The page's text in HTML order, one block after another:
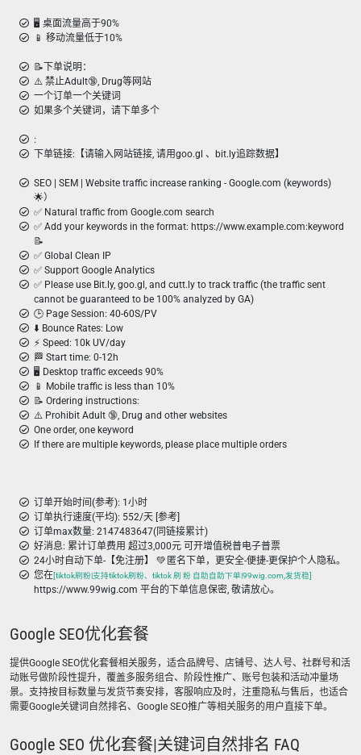
🖥️ 桌面流量高于90%
📱 移动流量低于10%
📝下单说明：
⚠️ 禁止Adult🔞, Drug等网站
一个订单一个关键词
如果多个关键词，请下单多个
:
下单链接:【请输入网站链接, 请用goo.gl 、bit.ly追踪数据】
SEO | SEM | Website traffic increase ranking - Google.com (keywords)
🌟）
✅ Natural traffic from Google.com search
✅ Add your keywords in the format: https://www.example.com:keyword
📝
✅ Global Clean IP
✅ Support Google Analytics
✅ Please use Bit.ly, goo.gl, and cutt.ly to track traffic (the traffic sent
cannot be guaranteed to be 100% analyzed by GA)
🕒 Page Session: 40-60S/PV
⬇️ Bounce Rates: Low
⚡ Speed: 10k UV/day
🏁 Start time: 0-12h
🖥️ Desktop traffic exceeds 90%
📱 Mobile traffic is less than 10%
📝 Ordering instructions:
⚠️ Prohibit Adult 🔞, Drug and other websites
One order, one keyword
If there are multiple keywords, please place multiple orders
订单开始时间(参考): 1小时
订单执行速度(平均): 552/天 [参考]
订单max数量: 2147483647(同链接累计)
好消息: 累计订单费用 超过3,000元 可开增值税普电子普票
24小时自动下单-【免注册】 💚 匿名下单，更安全-便捷-更保护个人隐私。
您在[tiktok刷粉|支持tiktok刷粉、tiktok 刷 粉 自助自助下单|99wig.com,发货稳]
https://www.99wig.com 平台的下单信息保密, 敬请放心。
Google SEO优化套餐
提供Google SEO优化套餐相关服务，适合品牌号、店铺号、达人号、社群号和活
动账号做阶段性提升，覆盖多服务组合、阶段性推广、账号包装和活动冲量场
景。支持按目标数量与发货节奏安排，客服响应及时，注重隐私与售后，也适合
需要Google关键词自然排名、Google SEO推广等相关服务的用户直接下单。
Google SEO 优化套餐|关键词自然排名 FAQ